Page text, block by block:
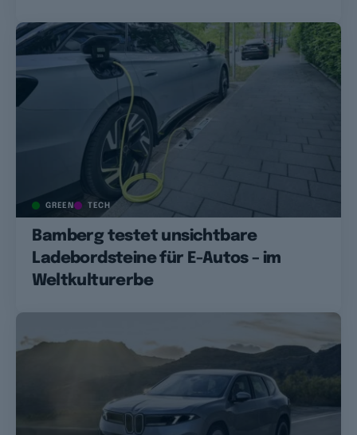
GREEN TECH
Bamberg testet unsichtbare
Ladebordsteine für E-Autos – im
Weltkulturerbe